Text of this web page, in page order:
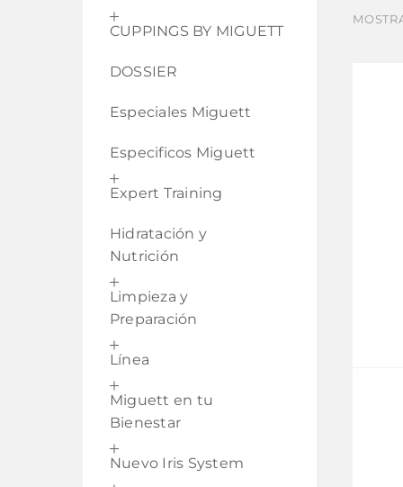
CUPPINGS BY MIGUETT
DOSSIER
Especiales Miguett
Especificos Miguett
Expert Training
Hidratación y
Nutrición
Limpieza y
Preparación
Línea
Miguett en tu
Bienestar
Nuevo Iris System